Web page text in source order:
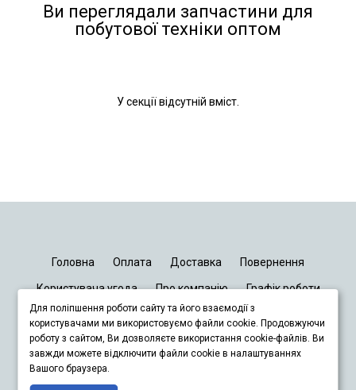
Ви переглядали запчастини для
побутової техніки оптом
У секції відсутній вміст.
Головна Оплата Доставка Повернення
Користувача угода Про компанію Графік роботи
Київ Дніпро Запоріжжя Львів
+380678833929
Для поліпшення роботи сайту та його взаємодії з
користувачами ми використовуємо файли cookie. Продовжуючи
роботу з сайтом, Ви дозволяєте використання cookie-файлів. Ви
завжди можете відключити файли cookie в налаштуваннях
Вашого браузера.